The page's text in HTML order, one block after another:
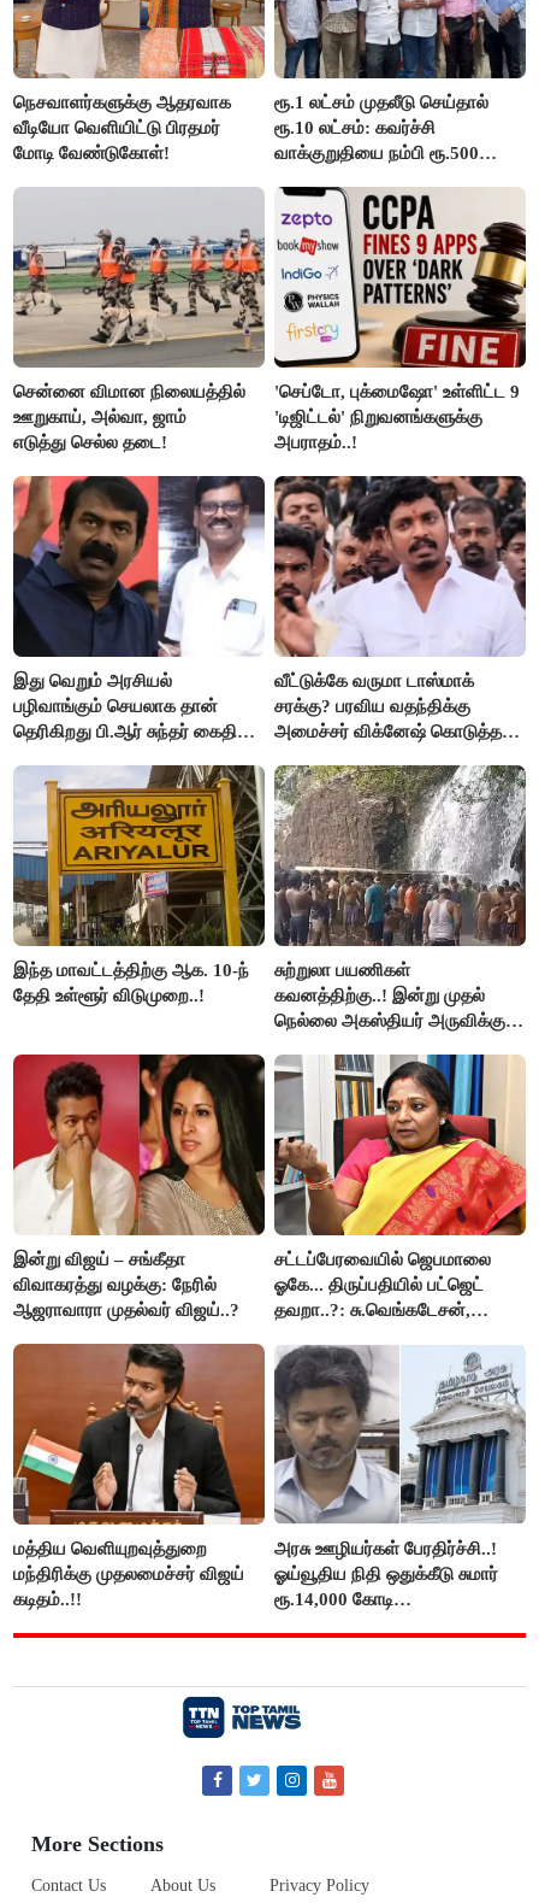
நெசவாளர்களுக்கு ஆதரவாக
வீடியோ வெளியிட்டு பிரதமர்
மோடி வேண்டுகோள்!
ரூ.1 லட்சம் முதலீடு செய்தால்
ரூ.10 லட்சம்: கவர்ச்சி
வாக்குறுதியை நம்பி ரூ.500
மக்கள்!
சென்னை விமான நிலையத்தில்
ஊறுகாய், அல்வா, ஜாம்
எடுத்து செல்ல தடை!
'செப்டோ, புக்மைஷோ' உள்ளிட்ட 9
'டிஜிட்டல்' நிறுவனங்களுக்கு
அபராதம்..!
இது வெறும் அரசியல்
பழிவாங்கும் செயலாக தான்
தெரிகிறது பி.ஆர் சுந்தர் கைதிற்கு
வீட்டுக்கே வருமா டாஸ்மாக்
சரக்கு? பரவிய வதந்திக்கு
அமைச்சர் விக்னேஷ் கொடுத்த
இந்த மாவட்டத்திற்கு ஆக. 10-ந்
தேதி உள்ளூர் விடுமுறை..!
சுற்றுலா பயணிகள்
கவனத்திற்கு..! இன்று முதல்
நெல்லை அகஸ்தியர் அருவிக்கு
இன்று விஜய் – சங்கீதா
விவாகரத்து வழக்கு: நேரில்
ஆஜராவாரா முதல்வர் விஜய்..?
சட்டப்பேரவையில் ஜெபமாலை
ஓகே... திருப்பதியில் பட்ஜெட்
தவறா..?: சு.வெங்கடேசன்,
கேள்வி..!
மத்திய வெளியுறவுத்துறை
மந்திரிக்கு முதலமைச்சர் விஜய்
கடிதம்..!!
அரசு ஊழியர்கள் பேரதிர்ச்சி..!
ஓய்வூதிய நிதி ஒதுக்கீடு சுமார்
ரூ.14,000 கோடி
More Sections
Contact Us About Us Privacy Policy